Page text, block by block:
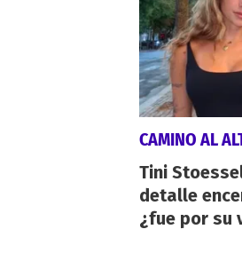
CAMINO AL
Tini
detalle
¿fue por su